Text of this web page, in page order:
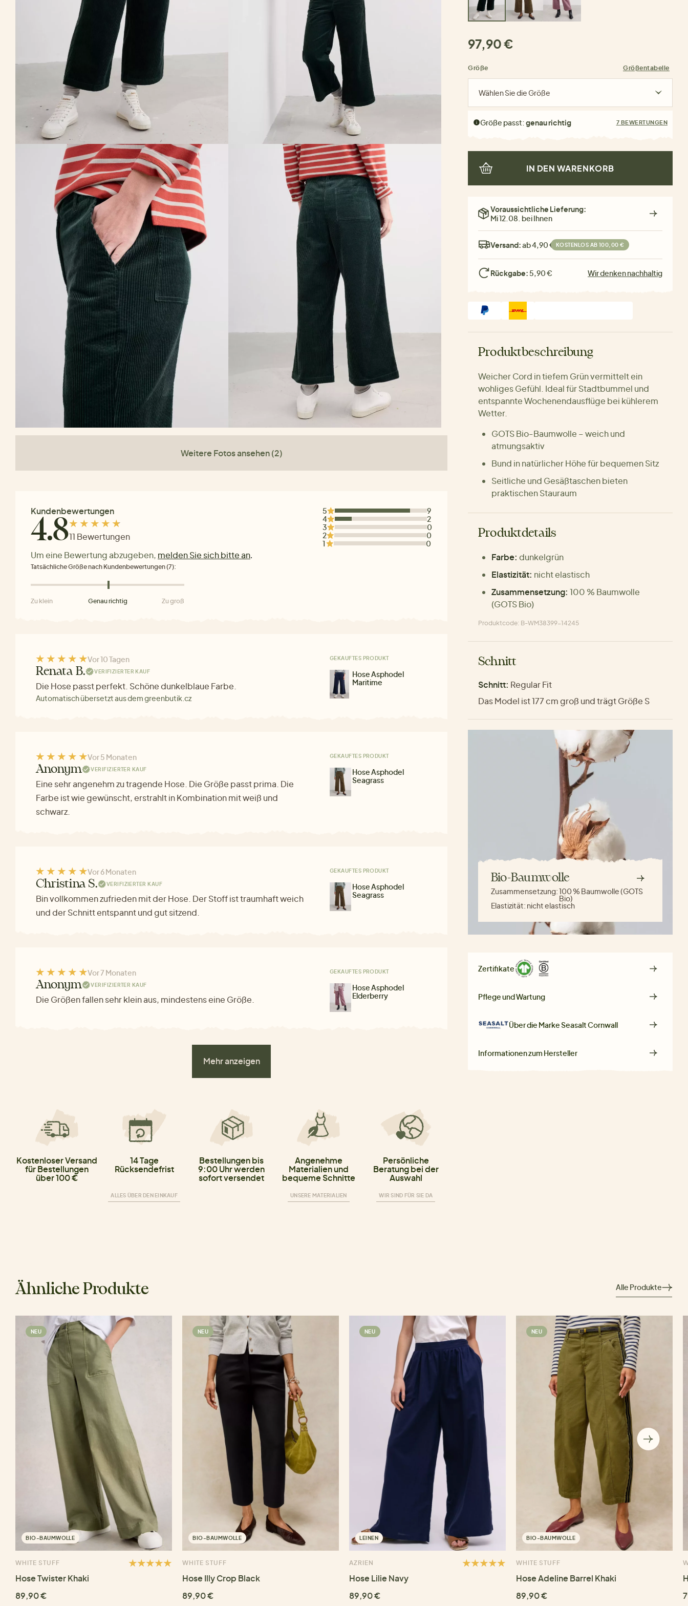
Weitere Fotos ansehen (2)
Kundenbewertungen
4.811 Bewertungen
Um eine Bewertung abzugeben, melden Sie sich bitte an.
5
9
4
2
3
0
2
0
1
0
Tatsächliche Größe nach Kundenbewertungen (7):
Zu klein Genau richtig Zu groß
Vor 10 Tagen
Renata B. VERIFIZIERTER KAUF
Die Hose passt perfekt. Schöne dunkelblaue Farbe.
Automatisch übersetzt aus dem greenbutik.cz
GEKAUFTES PRODUKT
Hose Asphodel
Maritime
Vor 5 Monaten
Anonym VERIFIZIERTER KAUF
Eine sehr angenehm zu tragende Hose. Die Größe passt prima. Die
Farbe ist wie gewünscht, erstrahlt in Kombination mit weiß und
schwarz.
GEKAUFTES PRODUKT
Hose Asphodel
Seagrass
Vor 6 Monaten
Christina S. VERIFIZIERTER KAUF
Bin vollkommen zufrieden mit der Hose. Der Stoff ist traumhaft weich
und der Schnitt entspannt und gut sitzend.
GEKAUFTES PRODUKT
Hose Asphodel
Seagrass
Vor 7 Monaten
Anonym VERIFIZIERTER KAUF
Die Größen fallen sehr klein aus, mindestens eine Größe.
GEKAUFTES PRODUKT
Hose Asphodel
Elderberry
Mehr anzeigen
Kostenloser Versand
für Bestellungen
über 100 €
14 Tage
Rücksendefrist
ALLES ÜBER DEN EINKAUF
Bestellungen bis
9:00 Uhr werden
sofort versendet
Angenehme
Materialien und
bequeme Schnitte
UNSERE MATERIALIEN
Persönliche
Beratung bei der
Auswahl
WIR SIND FÜR SIE DA
97,90 €
Größe Größentabelle
Wählen Sie die Größe
Größe passt:genau richtig 7 BEWERTUNGEN
IN DEN WARENKORB
Voraussichtliche Lieferung:
Mi 12.08. bei Ihnen
Versand:ab 4,90 € KOSTENLOS AB 100,00 €
Rückgabe: 5,90 € Wir denken nachhaltig
Produktbeschreibung
Weicher Cord in tiefem Grün vermittelt ein
wohliges Gefühl. Ideal für Stadtbummel und
entspannte Wochenendausflüge bei kühlerem
Wetter.
GOTS Bio-Baumwolle – weich und
atmungsaktiv
Bund in natürlicher Höhe für bequemen Sitz
Seitliche und Gesäßtaschen bieten
praktischen Stauraum
Produktdetails
Farbe: dunkelgrün
Elastizität: nicht elastisch
Zusammensetzung: 100 % Baumwolle
(GOTS Bio)
Produktcode: B-WM38399-14245
Schnitt
Schnitt: Regular Fit
Das Model ist 177 cm groß und trägt Größe S
Bio-Baumwolle
Zusammensetzung:100 % Baumwolle (GOTS
Bio)
Elastizität: nicht elastisch
Zertifikate
Pflege und Wartung
Über die MarkeSeasalt Cornwall
Informationen zum Hersteller
Ähnliche Produkte Alle Produkte
NEU
BIO-BAUMWOLLE
WHITE STUFF
Hose Twister Khaki
89,90 €
NEU
BIO-BAUMWOLLE
WHITE STUFF
Hose Illy Crop Black
89,90 €
NEU
LEINEN
AZRIEN
Hose Lilie Navy
89,90 €
NEU
BIO-BAUMWOLLE
WHITE STUFF
Hose Adeline Barrel Khaki
89,90 €